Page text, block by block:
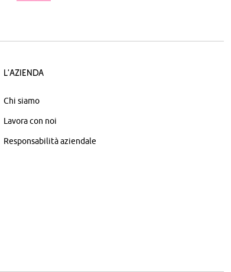
L'azienda
Chi siamo
Lavora con noi
Responsabilità aziendale